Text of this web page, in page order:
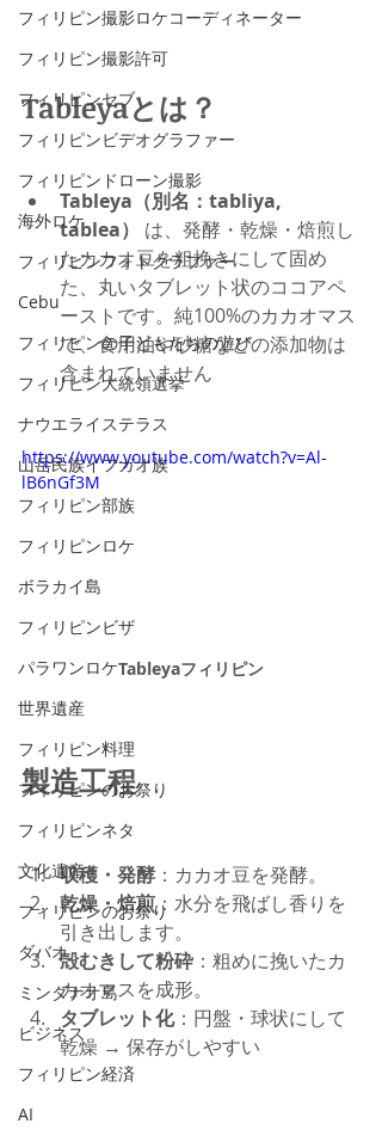
フィリピン撮影ロケコーディネーター
フィリピン撮影許可
フィリピンセブ
フィリピンビデオグラファー
フィリピンドローン撮影
海外ロケ
フィリピンフォトグラファー
Cebu
フィリピンの子どもたちの遊び
フィリピン大統領選挙
ナウエライステラス
山岳民族イフガオ族
フィリピン部族
フィリピンロケ
ボラカイ島
フィリピンビザ
パラワンロケ
世界遺産
フィリピン料理
フィリピンのお祭り
フィリピンネタ
文化遺産
フィリピンのお祭り
ダバオ
ミンダナオ島
ビジネス
フィリピン経済
AI
Tableyaとは？
Tableya（別名：tabliya,
tablea）
は、発酵・乾燥・焙煎し
たカカオ豆を粗挽きにして固め
た、丸いタブレット状のココアペ
ーストです。純100%のカカオマス
で、食用油や砂糖などの添加物は
含まれていません
https://www.youtube.com/watch?v=Al-
lB6nGf3M
Tableyaフィリピン
製造工程
収穫・発酵：カカオ豆を発酵。
乾燥・焙煎：水分を飛ばし香りを
引き出します。
殻むきして粉砕 ：粗めに挽いたカ
カオマスを成形。
タブレット化：円盤・球状にして
乾燥 → 保存がしやすい